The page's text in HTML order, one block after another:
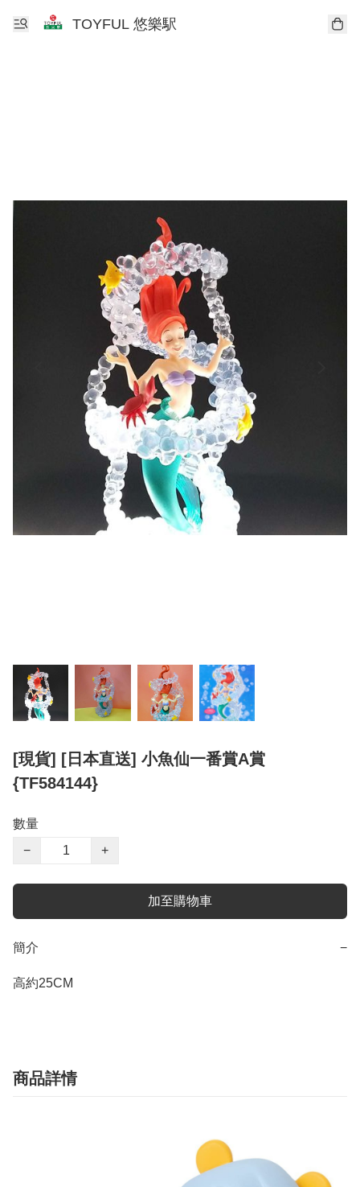
TOYFUL 悠樂駅
[現貨] [日本直送] 小魚仙一番賞A賞
{TF584144}
數量
−
+
加至購物車
簡介 −
高約25CM
商品詳情